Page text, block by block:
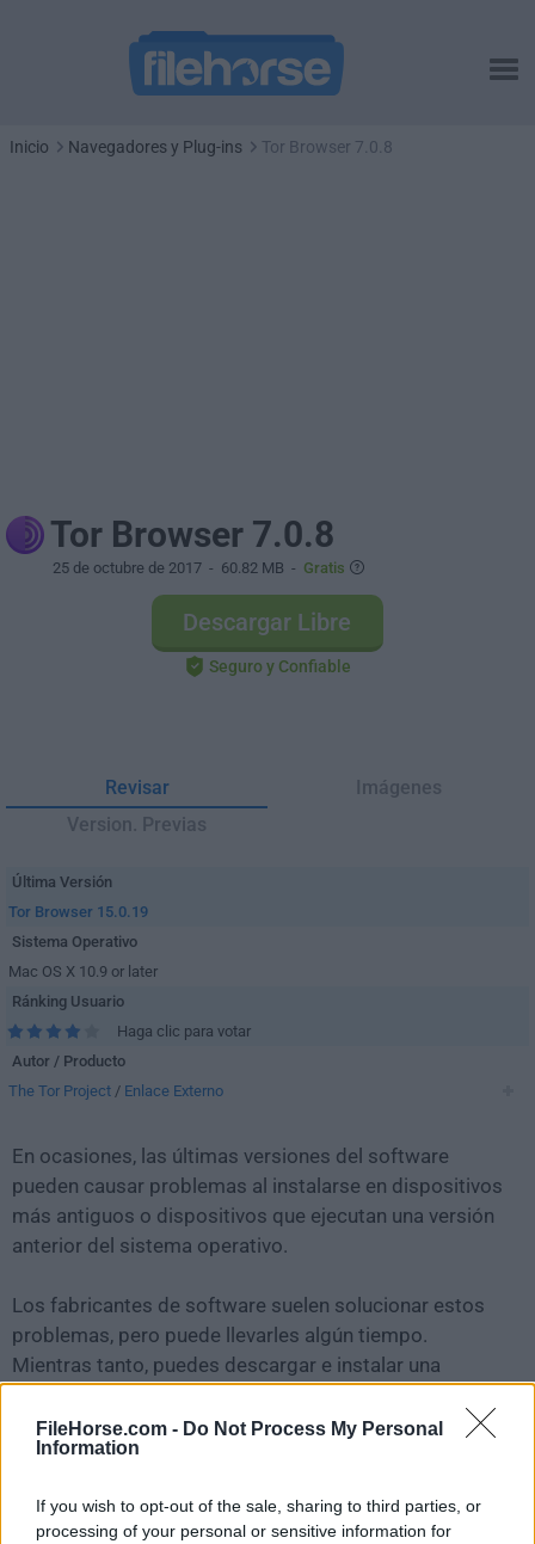
FileHorse.com - Do Not Process My Personal
Information
If you wish to opt-out of the sale, sharing to third parties, or
processing of your personal or sensitive information for
Inicio Navegadores y Plug-ins Tor Browser 7.0.8
Tor Browser 7.0.8
25 de octubre de 2017 - 60.82 MB - Gratis
Descargar Libre
Seguro y Confiable
Revisar
Imágenes
Version. Previas
Última Versión
Tor Browser 15.0.19
Sistema Operativo
Mac OS X 10.9 or later
Ránking Usuario
Haga clic para votar
Autor / Producto
The Tor Project / Enlace Externo
En ocasiones, las últimas versiones del software
pueden causar problemas al instalarse en dispositivos
más antiguos o dispositivos que ejecutan una versión
anterior del sistema operativo.
Los fabricantes de software suelen solucionar estos
problemas, pero puede llevarles algún tiempo.
Mientras tanto, puedes descargar e instalar una
Para aquellos interesados en descargar la versión más
simplemente hazclic aquí.